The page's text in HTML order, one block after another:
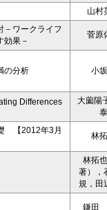
山村
－ワークライフ
効果－
菅原
の分析 小
Differences
大薗陽
泰
【2012年3月
林
林拓
著），
規，田
鎌田